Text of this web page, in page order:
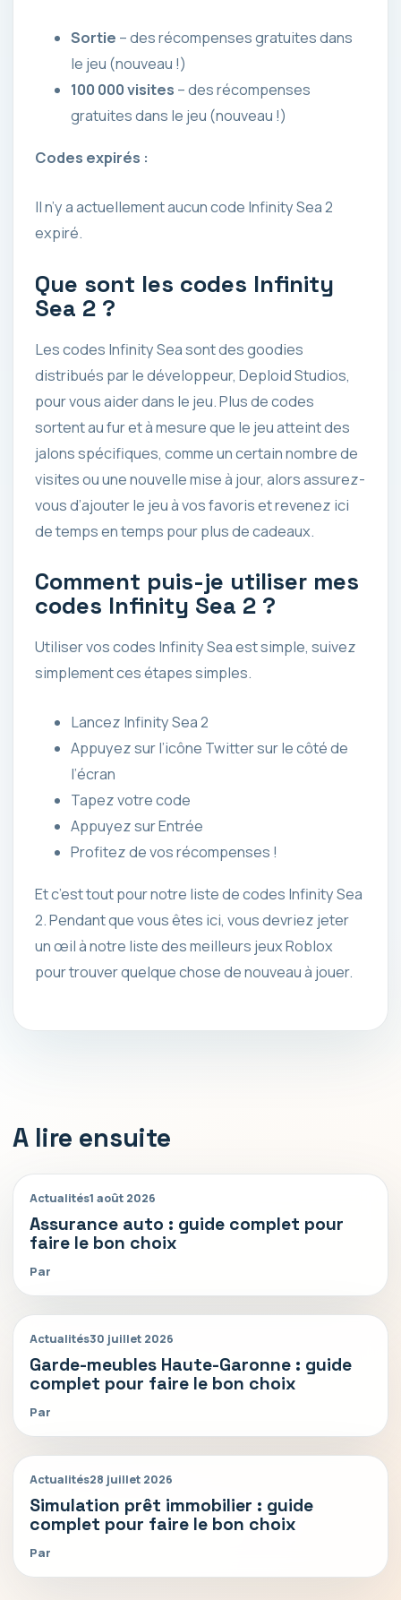
Sortie – des récompenses gratuites dans
le jeu (nouveau !)
100 000 visites – des récompenses
gratuites dans le jeu (nouveau !)
Codes expirés :
Il n’y a actuellement aucun code Infinity Sea 2
expiré.
Que sont les codes Infinity
Sea 2 ?
Les codes Infinity Sea sont des goodies
distribués par le développeur, Deploid Studios,
pour vous aider dans le jeu. Plus de codes
sortent au fur et à mesure que le jeu atteint des
jalons spécifiques, comme un certain nombre de
visites ou une nouvelle mise à jour, alors assurez-
vous d’ajouter le jeu à vos favoris et revenez ici
de temps en temps pour plus de cadeaux.
Comment puis-je utiliser mes
codes Infinity Sea 2 ?
Utiliser vos codes Infinity Sea est simple, suivez
simplement ces étapes simples.
Lancez Infinity Sea 2
Appuyez sur l’icône Twitter sur le côté de
l’écran
Tapez votre code
Appuyez sur Entrée
Profitez de vos récompenses !
Et c’est tout pour notre liste de codes Infinity Sea
2. Pendant que vous êtes ici, vous devriez jeter
un œil à notre liste des meilleurs jeux Roblox
pour trouver quelque chose de nouveau à jouer.
A lire ensuite
Actualités1 août 2026
Assurance auto : guide complet pour
faire le bon choix
Par
Actualités30 juillet 2026
Garde-meubles Haute-Garonne : guide
complet pour faire le bon choix
Par
Actualités28 juillet 2026
Simulation prêt immobilier : guide
complet pour faire le bon choix
Par